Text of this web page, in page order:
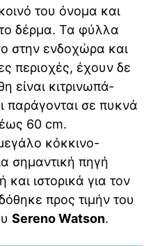
του όνομα και
δέρμα. Τα φύλλα
στην ενδοχώρα και
περιοχές, έχουν δε
είναι κιτρινωπά-
παράγονται σε πυκνά
60 cm.
κόκκινο-
σημαντική πηγή
ιστορικά για τον
προς τιμήν του
Sereno Watson.